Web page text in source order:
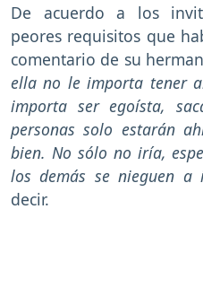
De acuerdo a los
peores requisitos que
comentario de su
ella no le importa tener
importa ser egoísta,
personas solo estarán
bien. No sólo no iría,
los demás se nieguen a
decir.